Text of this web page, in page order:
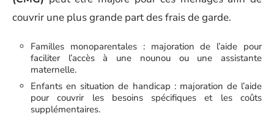
couvrir une plus grande part des frais de garde.
Familles monoparentales : majoration de l’aide pour
faciliter l’accès à une nounou ou une assistante
maternelle.
Enfants en situation de handicap : majoration de l’aide
pour couvrir les besoins spécifiques et les coûts
supplémentaires.